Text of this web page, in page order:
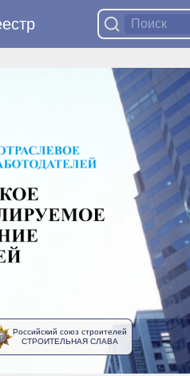
Российский союз строителей
СТРОИТЕЛЬНАЯ СЛАВА